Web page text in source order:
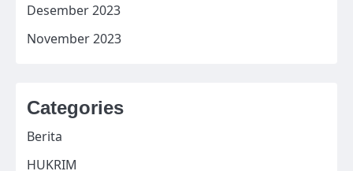
Desember 2023
November 2023
Categories
Berita
HUKRIM